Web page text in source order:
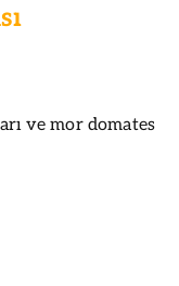
ve mor domates